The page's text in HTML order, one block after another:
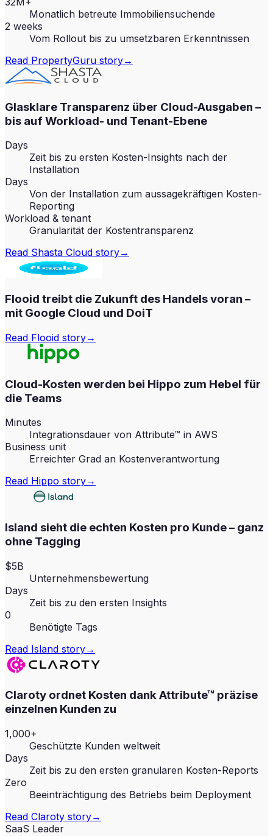
Monatlich betreute Immobiliensuchende
2 weeks
Vom Rollout bis zu umsetzbaren Erkenntnissen
Read PropertyGuru story→
Glasklare Transparenz über Cloud-Ausgaben –
bis auf Workload- und Tenant-Ebene
Days
Zeit bis zu ersten Kosten-Insights nach der
Installation
Days
Von der Installation zum aussagekräftigen Kosten-
Reporting
Workload & tenant
Granularität der Kostentransparenz
Read Shasta Cloud story→
Flooid treibt die Zukunft des Handels voran –
mit Google Cloud und DoiT
Read Flooid story→
Cloud-Kosten werden bei Hippo zum Hebel für
die Teams
Minutes
Integrationsdauer von Attribute™ in AWS
Business unit
Erreichter Grad an Kostenverantwortung
Read Hippo story→
Island sieht die echten Kosten pro Kunde – ganz
ohne Tagging
$5B
Unternehmensbewertung
Days
Zeit bis zu den ersten Insights
0
Benötigte Tags
Read Island story→
Claroty ordnet Kosten dank Attribute™ präzise
einzelnen Kunden zu
1,000+
Geschützte Kunden weltweit
Days
Zeit bis zu den ersten granularen Kosten-Reports
Zero
Beeinträchtigung des Betriebs beim Deployment
Read Claroty story→
SaaS Leader